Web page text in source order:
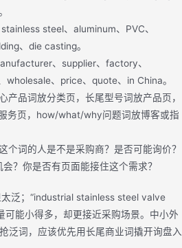
steel、aluminum、PVC、
、die casting。
、supplier、factory、
wholesale、price、quote、in China。
产品词放分类页，长尾型号词放产品页，
务页，how/what/why问题词放博客或指
个词的人是不是采购商？是否可能询价？
？你是否有页面能接住这个需求？
泛；“industrial stainless steel valve
能小得多，却更接近采购场景。中小外
泛词，应该优先用长尾商业词撬开询盘入